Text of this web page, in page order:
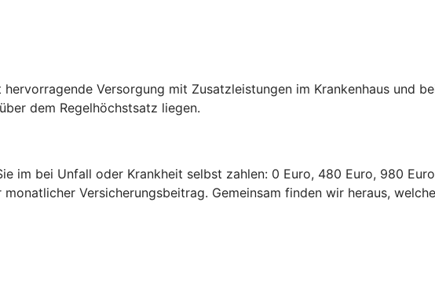
Versorgung mit Zusatzleistungen im Krankenhaus und
dem Regelhöchstsatz liegen.
im bei Unfall oder Krankheit selbst zahlen: 0 Euro, 480 Euro, 980
Versicherungsbeitrag. Gemeinsam finden wir heraus,